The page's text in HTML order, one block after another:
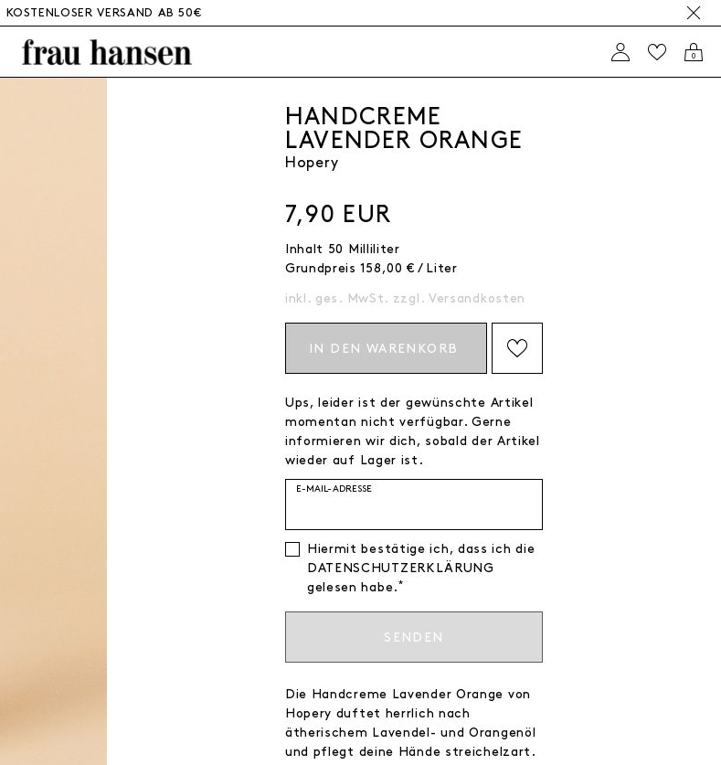
KOSTENLOSER VERSAND AB 50€
0
HANDCREME
LAVENDER ORANGE
Hopery
7,90 EUR
Inhalt 50
Milliliter
Grundpreis 158,00 € / Liter
inkl. ges. MwSt. zzgl. Versandkosten
IN DEN WARENKORB
Ups, leider ist der gewünschte Artikel
momentan nicht verfügbar. Gerne
informieren wir dich, sobald der Artikel
wieder auf Lager ist.
E-MAIL-ADRESSE
Hiermit bestätige ich, dass ich die
DATEN­SCHUTZ­ERKLÄRUNG
gelesen habe. *
SENDEN
Die Handcreme Lavender Orange von
Hopery duftet herrlich nach
ätherischem Lavendel- und Orangenöl
und pflegt deine Hände streichelzart.